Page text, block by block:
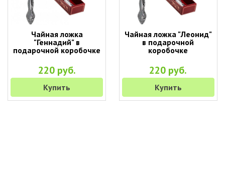
Чайная ложка
"Геннадий" в
подарочной коробочке
220 руб.
Купить
Чайная ложка "Леонид"
в подарочной
коробочке
220 руб.
Купить